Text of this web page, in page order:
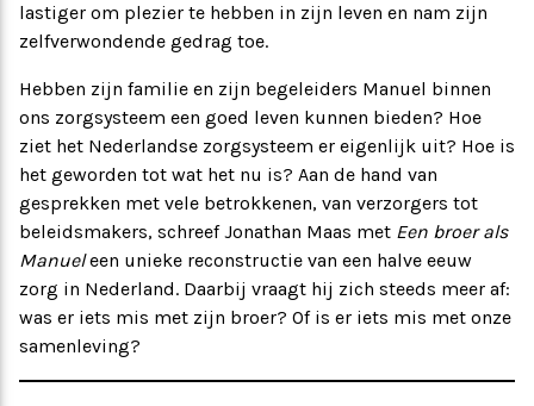
lastiger om plezier te hebben in zijn leven en nam zijn
zelfverwondende gedrag toe.
Hebben zijn familie en zijn begeleiders Manuel binnen
ons zorgsysteem een goed leven kunnen bieden? Hoe
ziet het Nederlandse zorgsysteem er eigenlijk uit? Hoe is
het geworden tot wat het nu is? Aan de hand van
gesprekken met vele betrokkenen, van verzorgers tot
beleidsmakers, schreef Jonathan Maas met Een broer als
Manueleen unieke reconstructie van een halve eeuw
zorg in Nederland. Daarbij vraagt hij zich steeds meer af:
was er iets mis met zijn broer? Of is er iets mis met onze
samenleving?